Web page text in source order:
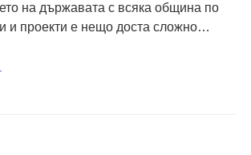
на държавата с всяка община по
и проекти е нещо доста сложно…